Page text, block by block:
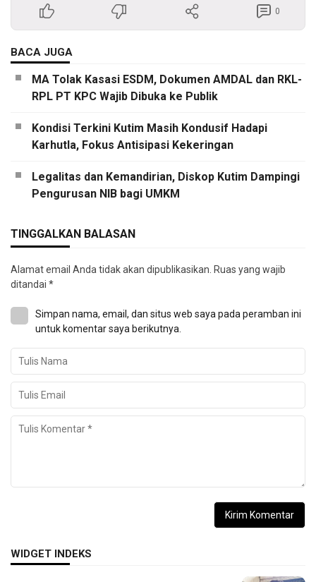
0
BACA JUGA
MA Tolak Kasasi ESDM, Dokumen AMDAL dan RKL-
RPL PT KPC Wajib Dibuka ke Publik
Kondisi Terkini Kutim Masih Kondusif Hadapi
Karhutla, Fokus Antisipasi Kekeringan
Legalitas dan Kemandirian, Diskop Kutim Dampingi
Pengurusan NIB bagi UMKM
TINGGALKAN BALASAN
Alamat email Anda tidak akan dipublikasikan. Ruas yang wajib
ditandai *
Simpan nama, email, dan situs web saya pada peramban ini
untuk komentar saya berikutnya.
WIDGET INDEKS